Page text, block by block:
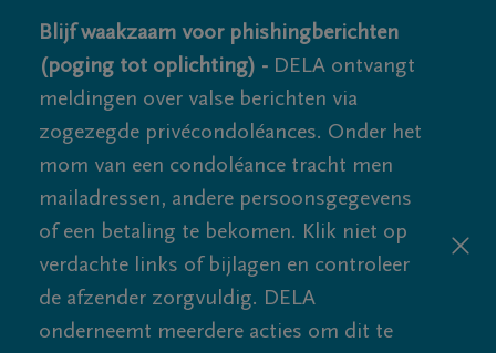
Blijf waakzaam voor phishingberichten
(poging tot oplichting) - DELA ontvangt
meldingen over valse berichten via
zogezegde privécondoléances. Onder het
mom van een condoléance tracht men
mailadressen, andere persoonsgegevens
of een betaling te bekomen. Klik niet op
verdachte links of bijlagen en controleer
de afzender zorgvuldig. DELA
onderneemt meerdere acties om dit te